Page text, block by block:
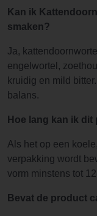
Kan ik
smaken?
Ja,
engelwortel,
kruidig en mild
balans.
Hoe lang kan ik
Als het op een
verpakking wordt
vorm minstens tot
Bevat de product